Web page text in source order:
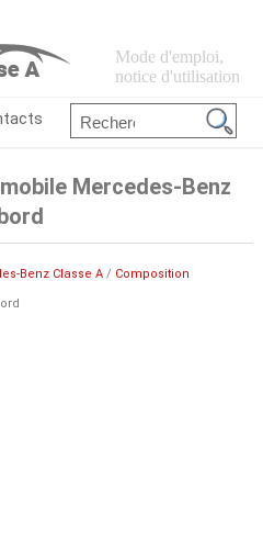
Mode d'emploi,
notice d'utilisation
Mercedes-Benz
Benz Classe A/ Composition